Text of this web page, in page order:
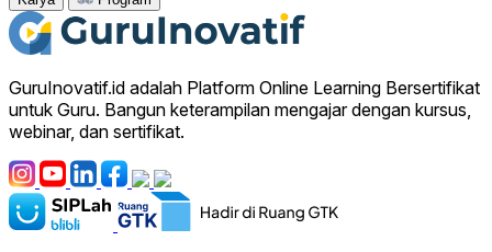
GuruInovatif.id adalah Platform Online Learning Bersertifikat
untuk Guru. Bangun keterampilan mengajar dengan kursus,
webinar, dan sertifikat.